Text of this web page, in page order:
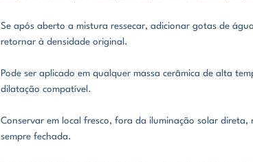
Se após aberto a mistura ressecar, adicionar gotas de
retornar à densidade original.
Pode ser aplicado em qualquer massa cerâmica de alta
dilatação compatível.
Conservar em local fresco, fora da iluminação solar direta,
sempre fechada.